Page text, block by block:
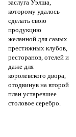
заслуга Уэлша,
которому удалось
сделать свою
продукцию
желанной для самых
престижных клубов,
ресторанов, отелей и
даже для
королевского двора,
отодвинув на второй
план устаревшее
столовое серебро.